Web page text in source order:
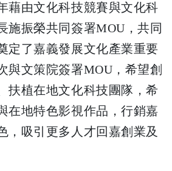
藉由文化科技競賽與文化科
施振榮共同簽署MOU，共同
定了嘉義發展文化產業重要
與文策院簽署MOU，希望創
扶植在地文化科技團隊，希
在地特色影視作品，行銷嘉
，吸引更多人才回嘉創業及